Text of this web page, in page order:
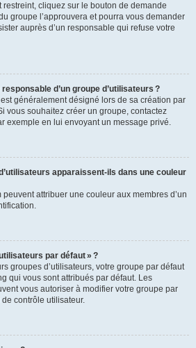
restreint, cliquez sur le bouton de demande
groupe l’approuvera et pourra vous demander
auprès d’un responsable qui refuse votre
d’un groupe d’utilisateurs ?
généralement désigné lors de sa création par
vous souhaitez créer un groupe, contactez
exemple en lui envoyant un message privé.
apparaissent-ils dans une couleur
attribuer une couleur aux membres d’un
par défaut » ?
groupes d’utilisateurs, votre groupe par défaut
qui vous sont attribués par défaut. Les
vous autoriser à modifier votre groupe par
contrôle utilisateur.